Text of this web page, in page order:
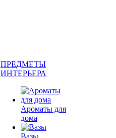
ПРЕДМЕТЫ
ИНТЕРЬЕРА
Ароматы для
дома
Вазы